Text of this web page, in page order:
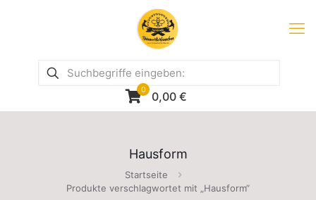
0 0,00 €
Hausform
Startseite
Produkte verschlagwortet mit „Hausform“